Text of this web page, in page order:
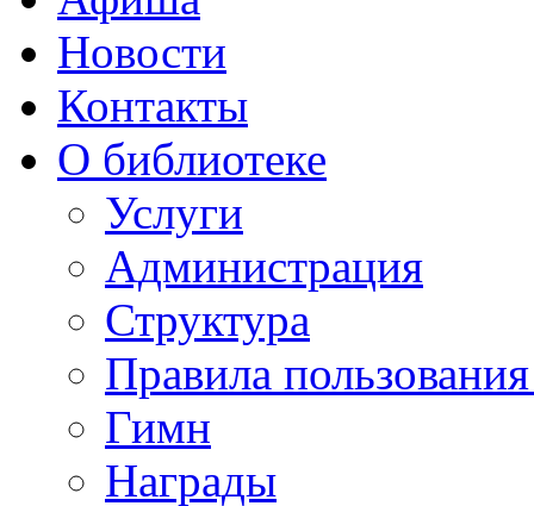
Новости
Контакты
О библиотеке
Услуги
Администрация
Структура
Правила
Гимн
Награды